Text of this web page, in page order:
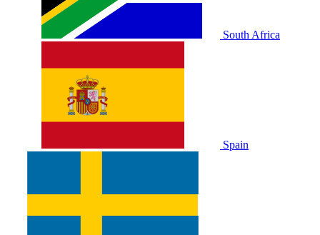
South Africa
Spain